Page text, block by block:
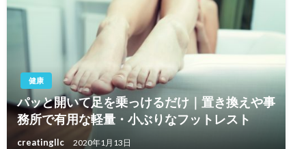
ン
健康
パッと開いて足を乗っけるだけ｜置き換えや事
務所で有用な軽量・小ぶりなフットレスト
creatingllc 2020年1月13日